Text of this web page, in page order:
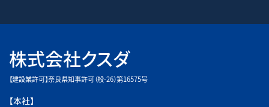
株式会社クスダ
【建設業許可】奈良県知事許可（般-26）第16575号
【本社】